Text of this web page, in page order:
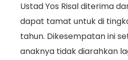
Ustad Yos Risal diterima
dapat tamat untuk di
tahun. Dikesempatan ini
anaknya tidak diarahkan